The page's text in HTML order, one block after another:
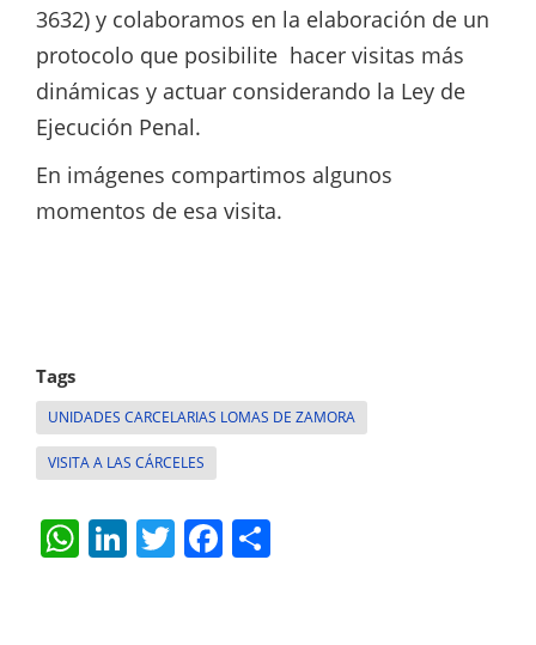
3632) y colaboramos en la elaboración de un
protocolo que posibilite hacer visitas más
dinámicas y actuar considerando la Ley de
Ejecución Penal.
En imágenes compartimos algunos
momentos de esa visita.
Tags
UNIDADES CARCELARIAS LOMAS DE ZAMORA
VISITA A LAS CÁRCELES
W
h
Li
n
T
w
F
a